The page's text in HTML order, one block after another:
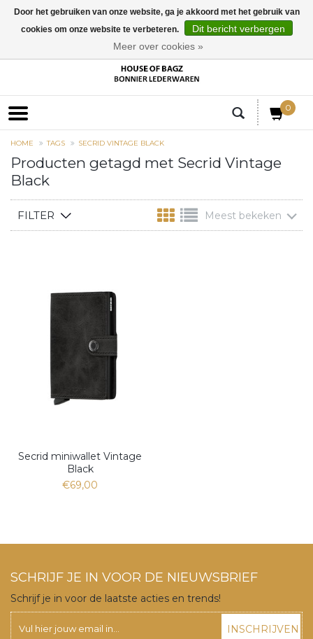
0
HOME TAGS SECRID VINTAGE BLACK
Producten getagd met Secrid Vintage
Black
FILTER Meest bekeken
Secrid miniwallet Vintage
Black
€69,00
SCHRIJF JE IN VOOR DE NIEUWSBRIEF
Schrijf je in voor de laatste acties en trends!
INSCHRIJVEN
Door het gebruiken van onze website, ga je akkoord met het gebruik van
cookies om onze website te verbeteren.
Dit bericht verbergen
Meer over cookies »